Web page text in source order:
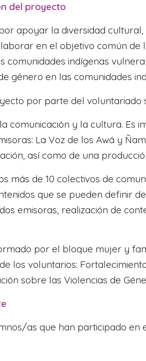
del proyecto
apoyar la diversidad
en el objetivo común
comunidades indígenas
género en las comunidades
por parte del voluntariado
comunicación y la cultura. Es
La Voz de los Awá y
así como de una
más de 10 colectivos de
que se pueden definir
emisoras, realización de
por el bloque mujer y
los voluntarios:
sobre las Violencias de
as que han participado